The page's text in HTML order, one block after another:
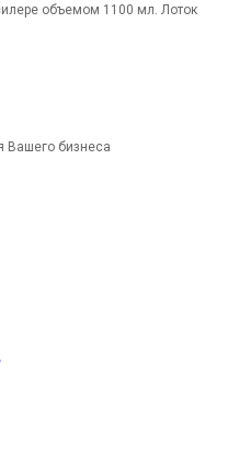
объемом 1100 мл. Лоток
Вашего бизнеса